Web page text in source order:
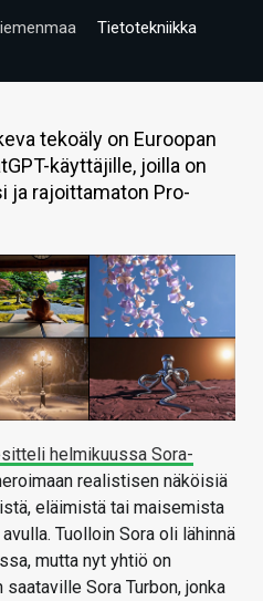
Tietotekniikka
tekoäly on Euroopan
käyttäjille, joilla on
ja rajoittamaton Pro-
helmikuussa Sora-
realistisen näköisiä
eläimistä tai maisemista
Tuolloin Sora oli lähinnä
mutta nyt yhtiö on
Sora Turbon, jonka